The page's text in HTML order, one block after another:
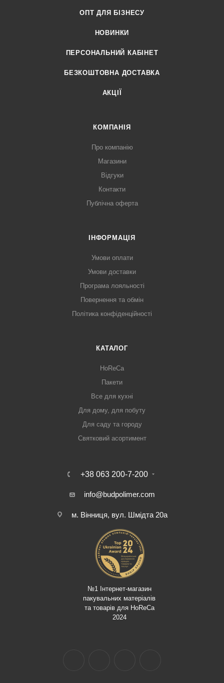
ОПТ ДЛЯ БІЗНЕСУ
НОВИНКИ
ПЕРСОНАЛЬНИЙ КАБІНЕТ
БЕЗКОШТОВНА ДОСТАВКА
АКЦІЇ
КОМПАНІЯ
Про компанію
Магазини
Відгуки
Контакти
Публічна оферта
ІНФОРМАЦІЯ
Умови оплати
Умови доставки
Програма лояльності
Повернення та обмін
Політика конфіденційності
КАТАЛОГ
HoReCa
Пакети
Все для кухні
Для дому, для побуту
Для саду та городу
Святковий асортимент
+38 063 200-7-200
info@budpolimer.com
м. Вінниця, вул. Шмідта 20а
№1 Інтернет-магазин
пакувальних матеріалів
та товарів для HoReCa
2024